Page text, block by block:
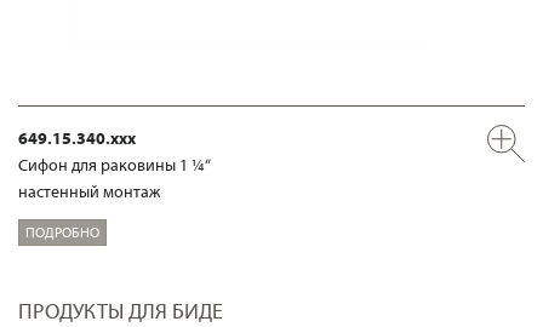
649.15.340.xxx
Сифон для раковины 1 ¼“
настенный монтаж
ПОДРОБНО
ПРОДУКТЫ ДЛЯ БИДЕ